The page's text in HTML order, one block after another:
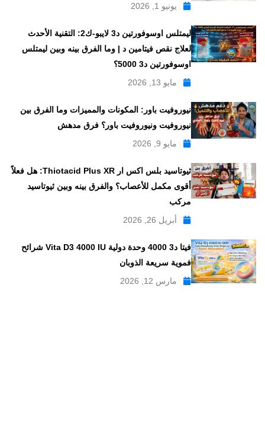
يونيو 1, 2026
ليمتلس اوسوفورتين د3 لايبو-ك2: التقنية الأحدث
لعلاج نقص فيتامين د | وما الفرق بينه وبين ليمتلس
اوسوفورتين د3 5000؟
مايو 13, 2026
نيوروفيت باور: المكونات والمميزات وما الفرق بين
نيوروفيت ونيوروفيت باور؟ فرق مدهش
مايو 9, 2026
ثيوتاسيد بلس اكس ار Thiotacid Plus XR: هل فعلاً
أقوى مكمل للأعصاب؟ والفرق بينه وبين ثيوتاسيد
مركب
أبريل 26, 2026
فيتا د3 4000 وحدة دولية Vita D3 4000 IU شرائح
فموية سريعة الذوبان
مارس 12, 2026